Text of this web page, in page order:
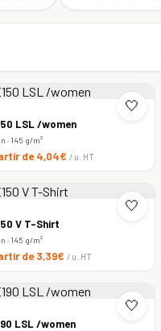
🤍
LSL /women
· 145 g/m²
de 4,04€ / u. HT
🤍
V T-Shirt
· 145 g/m²
de 3,39€ / u. HT
🤍
LSL /women